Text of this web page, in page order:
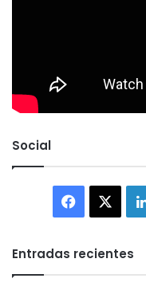
Social
Facebook
Entradas recientes